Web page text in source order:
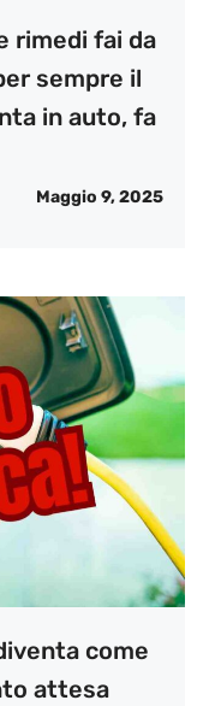
rimedi fai da
sempre il
in auto, fa
Maggio 9, 2025
come
attesa